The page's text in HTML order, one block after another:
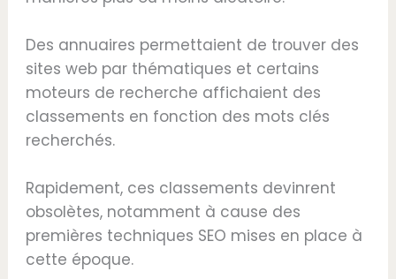
Des annuaires permettaient de trouver des
sites web par thématiques et certains
moteurs de recherche affichaient des
classements en fonction des mots clés
recherchés.
Rapidement, ces classements devinrent
obsolètes, notamment à cause des
premières techniques SEO mises en place à
cette époque.